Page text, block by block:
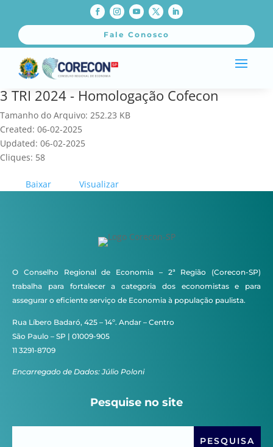
Fale Conosco
3 TRI 2024 - Homologação Cofecon
Tamanho do Arquivo: 252.23 KB
Created: 06-02-2025
Updated: 06-02-2025
Cliques: 58
Baixar Visualizar
O Conselho Regional de Economia – 2ª Região (Corecon-SP)
trabalha para fortalecer a categoria dos economistas e para
assegurar o eficiente serviço de Economia à população paulista.
Rua Líbero Badaró, 425 – 14º. Andar – Centro
São Paulo – SP | 01009-905
11 3291-8709
Encarregado de Dados: Júlio Poloni
Pesquise no site